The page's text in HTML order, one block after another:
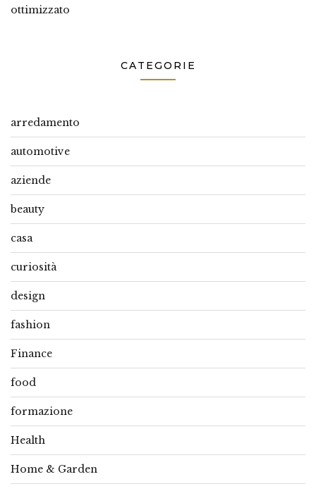
ottimizzato
CATEGORIE
arredamento
automotive
aziende
beauty
casa
curiosità
design
fashion
Finance
food
formazione
Health
Home & Garden